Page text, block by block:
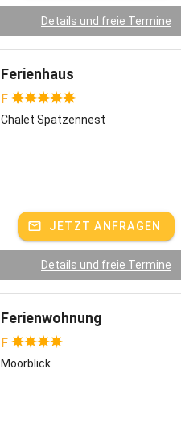
Details und freie Termine
Ferienhaus
F
Chalet Spatzennest
JETZT ANFRAGEN
Details und freie Termine
Ferienwohnung
F
Moorblick